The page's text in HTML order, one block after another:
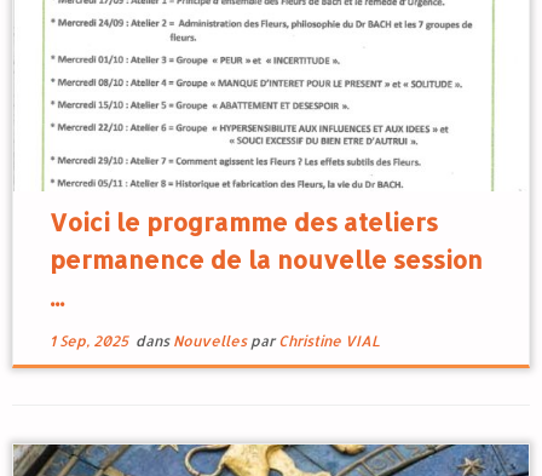
Voici le programme des ateliers
permanence de la nouvelle session
...
1 Sep, 2025dans Nouvelles parChristine VIAL